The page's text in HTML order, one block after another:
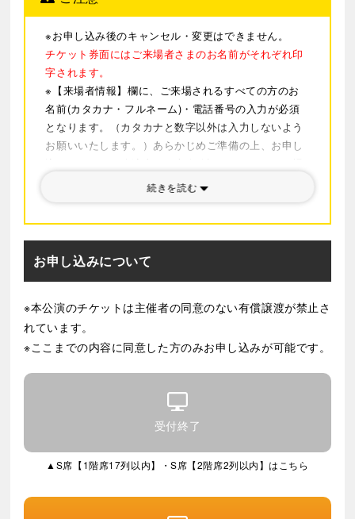
て、キムの子タムへの究極の愛・・・『ミス･サイゴン』
はすべてを歌で表現します。
装置のスケールも規格外で、キムとクリスの別離は、実
物大のヘリコプターが登場する象徴的なシーンとしてあ
まりにも有名です。
音楽、スケール、魂を揺さぶる感動、どれをとっても
「伝説」として語り継がれる作品は、『ミス・サイゴ
ン』をおいて他にありません。
戦争の悲劇が私達とそう遠くない世界で繰り広げられる
今、少女キムの思いを劇場の空間いっぱいに心を込めて
お届けいたします。
続きを読む
※お申し込み後のキャンセル・変更はできません。
チケット券面にはご来場者さまのお名前がそれぞれ印
字されます。
※【来場者情報】欄に、ご来場されるすべての方のお
名前(カタカナ・フルネーム)・電話番号の入力が必須
となります。（カタカナと数字以外は入力しないよう
お願いいたします。）あらかじめご準備の上、お申し
込みください。公演当日、本人確認させていただく場
合がございますので、登録の際は入力漏れや変換ミス
た情報は変更できません。
※チケットのお引き取りは、セブン-イレブンのみとな
ン店頭レジにてお引き取りください。
※公演中止などにより払い戻しになった場合、お引き
取りされた店舗以外では一切手続きができませんので
で、あらかじめご了承ください。
※当日本人確認をさせていただく場合がございます。
※出演者並びにスケジュール変更の際は何卒ご了承く
ださいませ。出演者変更の場合でも他日への変更・払
お申し込みについて
※本公演のチケットは主催者の同意のない有償譲渡が禁止さ
れています。
※ここまでの内容に同意した方のみお申し込みが可能です。
受付終了
▲S席【1階席17列以内】・S席【2階席2列以内】はこちら